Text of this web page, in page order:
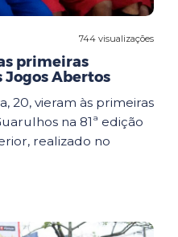
744 visualizações
primeiras
Jogos Abertos
20, vieram às primeiras
na 81ª edição
realizado no